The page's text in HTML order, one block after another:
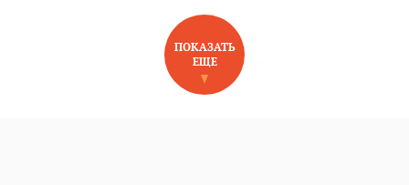
НОВОЕ НА САЙТЕ
ПОКАЗАТЬ
ЕЩЕ